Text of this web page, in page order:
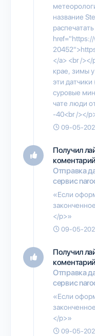
название
</a> <br /
крае, зимы
эти датчики
суровые
чате люди
-40<br /></
09-05-
Получил
Отправка
сервис
«Если
</p>»
09-05-
Получил
Отправка
сервис
«Если
</p>»
09-05-